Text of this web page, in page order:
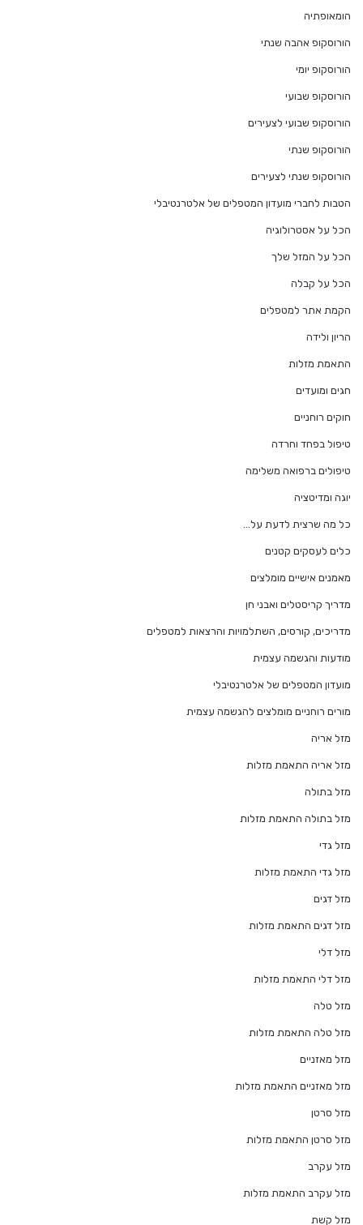
הומאופתיה
הורוסקופ אהבה שנתי
הורוסקופ יומי
הורוסקופ שבועי
הורוסקופ שבועי לצעירים
הורוסקופ שנתי
הורוסקופ שנתי לצעירים
הטבות לחברי מועדון המטפלים של אלטרנטיבלי
הכל על אסטרולוגיה
הכל על המזל שלך
הכל על קבלה
הקמת אתר למטפלים
הריון ולידה
התאמת מזלות
חגים ומועדים
חוקים רוחניים
טיפול בפחד וחרדה
טיפולים ברפואה משלימה
יוגה ומדיטציה
כל מה שרצית לדעת על…
כלים לעסקים קטנים
מאמנים אישיים מומלצים
מדריך קריסטלים ואבני חן
מדריכים, קורסים, השתלמויות והרצאות למטפלים
מודעות והגשמה עצמית
מועדון המטפלים של אלטרנטיבלי
מורים רוחניים מומלצים להגשמה עצמית
מזל אריה
מזל אריה התאמת מזלות
מזל בתולה
מזל בתולה התאמת מזלות
מזל גדי
מזל גדי התאמת מזלות
מזל דגים
מזל דגים התאמת מזלות
מזל דלי
מזל דלי התאמת מזלות
מזל טלה
מזל טלה התאמת מזלות
מזל מאזניים
מזל מאזניים התאמת מזלות
מזל סרטן
מזל סרטן התאמת מזלות
מזל עקרב
מזל עקרב התאמת מזלות
מזל קשת